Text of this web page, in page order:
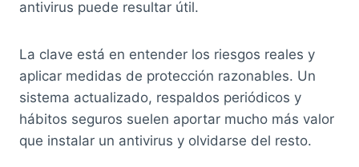
antivirus puede resultar útil.
La clave está en entender los riesgos reales y
aplicar medidas de protección razonables. Un
sistema actualizado, respaldos periódicos y
hábitos seguros suelen aportar mucho más valor
que instalar un antivirus y olvidarse del resto.